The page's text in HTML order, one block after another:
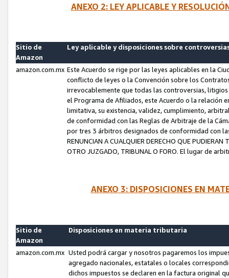
ANEXO 2: LEY APLICABLE Y
Sitio de
Amazon
Ley aplicable y disposiciones sobre
amazon.com.mx Este Acuerdo se rige por las leyes aplicables en la
conflicto de leyes o la Convención sobre los
irrevocablemente que todas las controversias,
el Programa de Afiliados, este Acuerdo o la relación
limitativa, su existencia, validez, cumplimiento,
de conformidad con las Reglas de Arbitraje de la
por tres 3 árbitros designados de conformidad con las
RENUNCIAN A CUALQUIER DERECHO QUE
OTRO JUZGADO, TRIBUNAL O FORO. El lugar de
ANEXO 3: DISPOSICIONES EN
Sitio de
Amazon
Disposiciones en materia tributaria
amazon.com.mx Usted podrá cargar y nosotros pagaremos los
agregado nacionales, estatales o locales
dichos impuestos se declaren en la factura original